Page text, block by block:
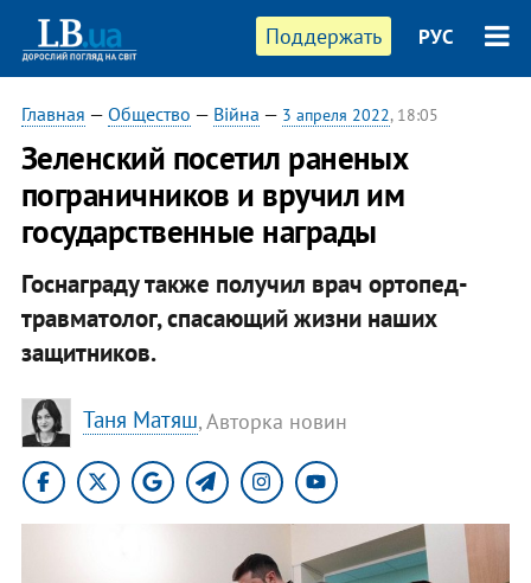
Поддержать РУС
Главная — Общество — Війна — 3 апреля 2022, 18:05
Зеленский посетил раненых
пограничников и вручил им
государственные награды
Госнаграду также получил врач ортопед-
травматолог, спасающий жизни наших
защитников.
Таня Матяш, Авторка новин